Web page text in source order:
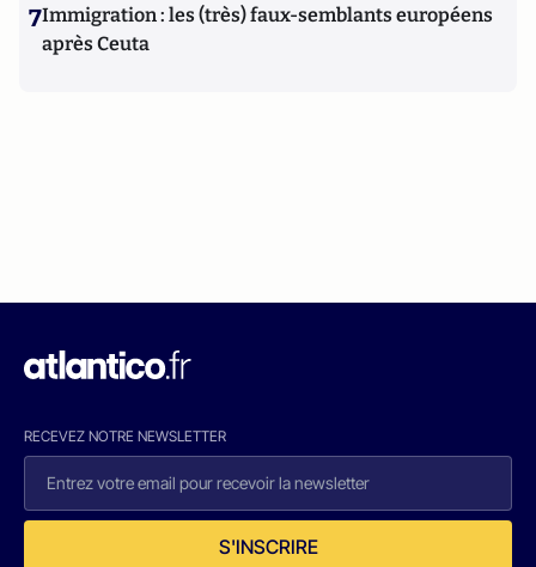
7Immigration : les (très) faux-semblants européens
après Ceuta
RECEVEZ NOTRE NEWSLETTER
S'INSCRIRE